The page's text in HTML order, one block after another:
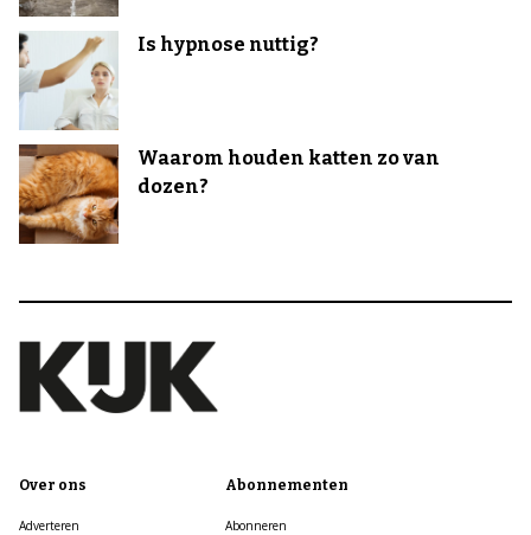
Is hypnose nuttig?
Waarom houden katten zo van
dozen?
Over ons
Adverteren
Abonnementen
Abonneren